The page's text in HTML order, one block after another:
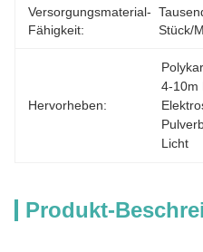
Versorgungsmaterial-
Fähigkeit:
Stück/
Hervorheben:
4-10m
Licht
Produkt-